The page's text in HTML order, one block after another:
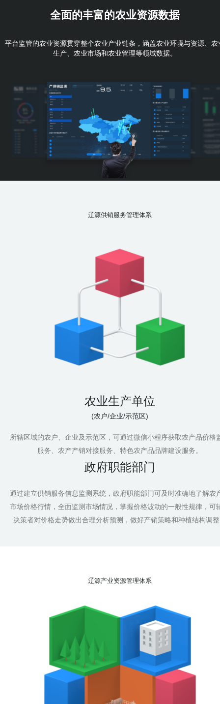
全面的丰富的农业资源数据
平台监管的农业资源贯穿整个农业产业链条，涵盖农业环境与资源、农
生产、农业市场和农业管理等领域数据。
辽源供销服务管理体系
农业生产单位
(农户/企业/示范区)
所辖区域的农户、企业及示范区，可通过微信小程序获取农产品价格
服务、农产产销对接服务、特色农产品品牌建设服务。
政府职能部门
通过建立供销服务信息监测系统，政府职能部门可及时准确地了解农
市场价格行情，全面监测市场情况，掌握价格波动的一般性规律，可
决策者对价格走势做出合理分析预测，做好产销策略和种植结构调
辽源产业资源管理体系